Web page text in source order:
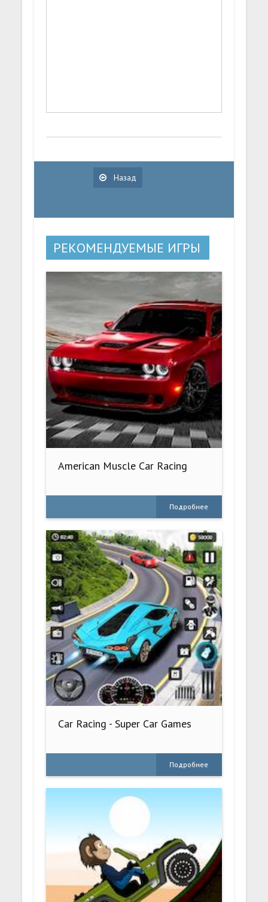
Назад
РЕКОМЕНДУЕМЫЕ ИГРЫ
American Muscle Car Racing
Подробнее
Car Racing - Super Car Games
Подробнее